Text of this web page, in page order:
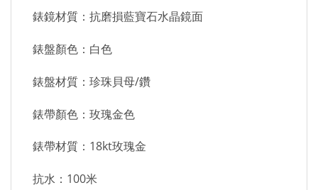
錶鏡材質：抗磨損藍寶石水晶鏡面
錶盤顏色：白色
錶盤材質：珍珠貝母/鑽
錶帶顏色：玫瑰金色
錶帶材質：18kt玫瑰金
抗水：100米